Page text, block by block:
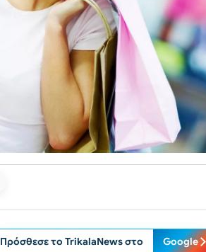
Πρόσθεσε το TrikalaNews στο Google